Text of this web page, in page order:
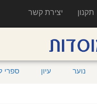
תקנון יצירת קשר
נוער עיון ספרי